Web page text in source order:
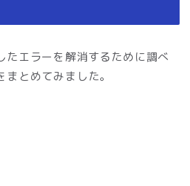
たエラーを解消するために調べ
とめてみました。